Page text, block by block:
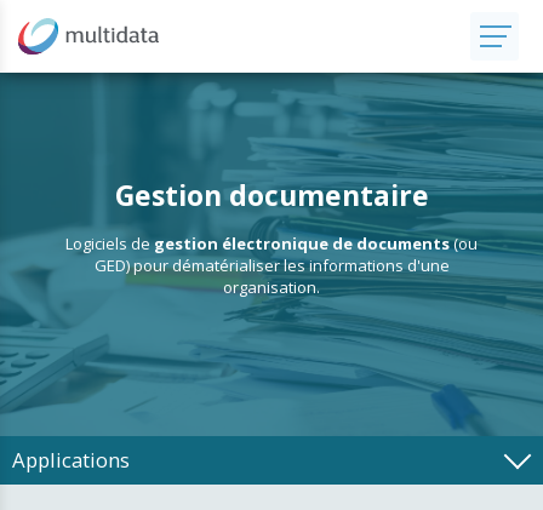
Gestion documentaire
Logiciels degestion électronique de documents(ou
GED) pour dématérialiser les informations d'une
organisation.
Applications